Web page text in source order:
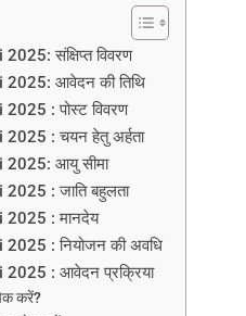
संक्षिप्त विवरण
आवेदन की तिथि
: पोस्ट विवरण
: चयन हेतु अर्हता
2025: आयु सीमा
: जाति बहुलता
: मानदेय
: नियोजन की अवधि
: आवेदन प्रक्रिया
करें?